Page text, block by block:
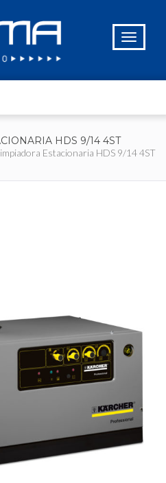
HDS 9/14 4ST
Estacionaria HDS 9/14 4ST